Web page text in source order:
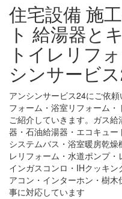
住宅設備 施
ト 給湯器と
トイレリフ
シンサービ
アンシンサービス24にご依
フォーム・浴室リフォーム
ご紹介していきます。ガス
器・石油給湯器・エコキュー
システムバス・浴室暖房乾
レリフォーム・水道ポンプ
インガスコンロ・IHクッキ
アコン・インターホン・樹
事に対応しています